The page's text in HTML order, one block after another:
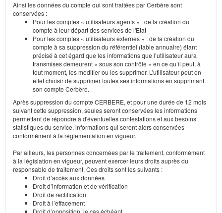
Ainsi les données du compte qui sont traitées par Cerbère sont
conservées :
Pour les comptes « utilisateurs agents » : de la création du
compte à leur départ des services de l'Etat
Pour les comptes « utilisateurs externes » : de la création du
compte à sa suppression du référentiel (table annuaire) étant
précisé à cet égard que les informations que l’utilisateur aura
transmises demeurent « sous son contrôle » en ce qu’il peut, à
tout moment, les modifier ou les supprimer. L’utilisateur peut en
effet choisir de supprimer toutes ses informations en supprimant
son compte Cerbère.
Après suppression du compte CERBERE, et pour une durée de 12 mois
suivant cette suppression, seules seront conservées les informations
permettant de répondre à d'éventuelles contestations et aux besoins
statistiques du service, informations qui seront alors conservées
conformément à la réglementation en vigueur.
Par ailleurs, les personnes concernées par le traitement, conformément
à la législation en vigueur, peuvent exercer leurs droits auprès du
responsable de traitement. Ces droits sont les suivants :
Droit d’accès aux données
Droit d’information et de vérification
Droit de rectification
Droit à l’effacement
Droit d’opposition, le cas échéant